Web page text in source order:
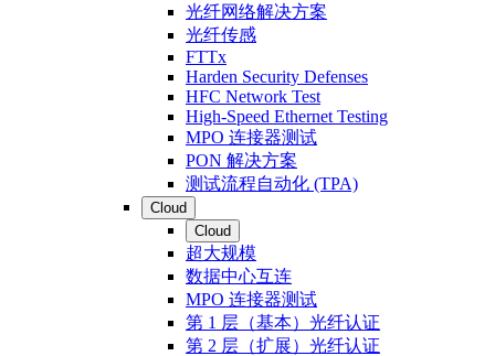
光纤网络解决方案
光纤传感
FTTx
Harden Security Defenses
HFC Network Test
High-Speed Ethernet Testing
MPO 连接器测试
PON 解决方案
测试流程自动化 (TPA)
Cloud
Cloud
超大规模
数据中心互连
MPO 连接器测试
第 1 层（基本）光纤认证
第 2 层（扩展）光纤认证